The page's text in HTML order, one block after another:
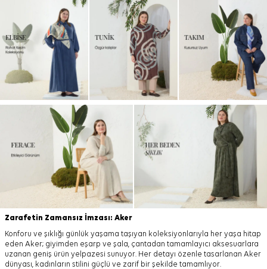
Zarafetin Zamansız İmzası: Aker
Konforu ve şıklığı günlük yaşama taşıyan koleksiyonlarıyla her yaşa hitap
eden Aker; giyimden eşarp ve şala, çantadan tamamlayıcı aksesuarlara
uzanan geniş ürün yelpazesi sunuyor. Her detayı özenle tasarlanan Aker
dünyası, kadınların stilini güçlü ve zarif bir şekilde tamamlıyor.